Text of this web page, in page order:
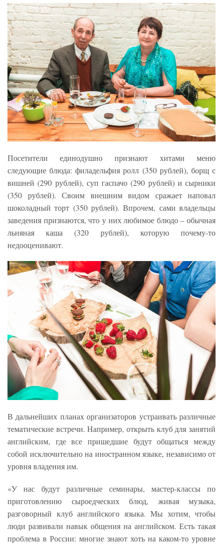
Посетители единодушно признают хитами меню
следующие блюда: филадельфия ролл (350 рублей), борщ с
вишней (290 рублей), суп гаспачо (290 рублей) и сырники
(350 рублей). Своим внешним видом сражает наповал
шоколадный торт (350 рублей). Впрочем, сами владельцы
заведения признаются, что у них любимое блюдо – обычная
льняная каша (320 рублей), которую почему-то
недооценивают.
В дальнейших планах организаторов устраивать различные
тематические встречи. Например, открыть клуб для занятий
английским, где все пришедшие будут общаться между
собой исключительно на иностранном языке, независимо от
уровня владения им.
«У нас будут различные семинары, мастер-классы по
приготовлению сыроедческих блюд, живая музыка,
разговорный клуб английского языка. Мы хотим, чтобы
люди развивали навык общения на английском. Есть такая
проблема в России: многие знают хоть на каком-то уровне